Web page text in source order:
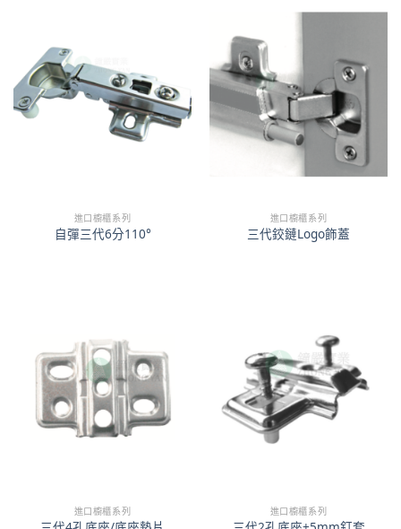
進口櫥櫃系列
自彈三代6分110°
進口櫥櫃系列
三代鉸鏈Logo飾蓋
進口櫥櫃系列 進口櫥櫃系列